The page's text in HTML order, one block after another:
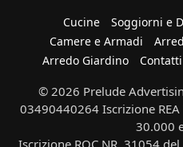
Cucine Soggiorni e
Camere e Armadi
Arredo Giardino
Contatti
© 2026 Prelude
03490440264 Iscrizione
30.000
Iscrizione ROC NR. 31054